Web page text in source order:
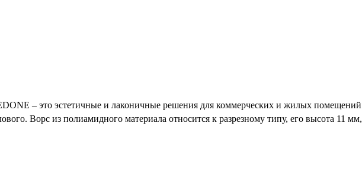
– это эстетичные и лаконичные решения для коммерческих и жилых
Ворс из полиамидного материала относится к разрезному типу, его высота 11